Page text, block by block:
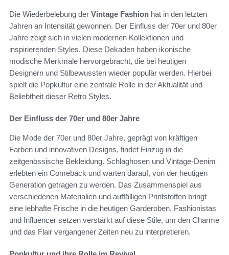
Die Wiederbelebung der Vintage Fashion hat in den letzten
Jahren an Intensität gewonnen. Der Einfluss der 70er und 80er
Jahre zeigt sich in vielen modernen Kollektionen und
inspirierenden Styles. Diese Dekaden haben ikonische
modische Merkmale hervorgebracht, die bei heutigen
Designern und Stilbewussten wieder populär werden. Hierbei
spielt die Popkultur eine zentrale Rolle in der Aktualität und
Beliebtheit dieser Retro Styles.
Der Einfluss der 70er und 80er Jahre
Die Mode der 70er und 80er Jahre, geprägt von kräftigen
Farben und innovativen Designs, findet Einzug in die
zeitgenössische Bekleidung. Schlaghosen und Vintage-Denim
erlebten ein Comeback und warten darauf, von der heutigen
Generation getragen zu werden. Das Zusammenspiel aus
verschiedenen Materialien und auffälligen Printstoffen bringt
eine lebhafte Frische in die heutigen Garderoben. Fashionistas
und Influencer setzen verstärkt auf diese Stile, um den Charme
und das Flair vergangener Zeiten neu zu interpretieren.